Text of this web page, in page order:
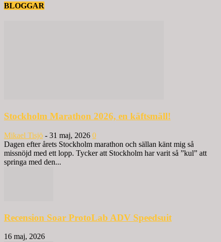
BLOGGAR
Stockholm Marathon 2026, en käftsmäll!
Mikael Tisjö - 31 maj, 2026 0
Dagen efter årets Stockholm marathon och sällan känt mig så
missnöjd med ett lopp. Tycker att Stockholm har varit så ”kul” att
springa med den...
Recension Soar ProtoLab ADV Speedsuit
16 maj, 2026